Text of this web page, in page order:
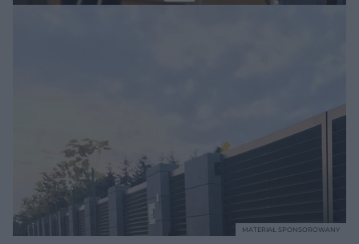
MATERIAŁ SPONSOROWANY